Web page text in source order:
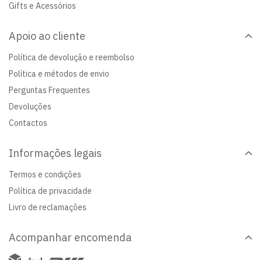
Gifts e Acessórios
Apoio ao cliente
Política de devolução e reembolso
Política e métodos de envio
Perguntas Frequentes
Devoluções
Contactos
Informações legais
Termos e condições
Política de privacidade
Livro de reclamações
Acompanhar encomenda